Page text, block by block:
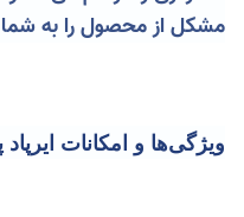
مشکل از محصول را به شما
ویژگی‌ها و امکانات ایرپاد پرو